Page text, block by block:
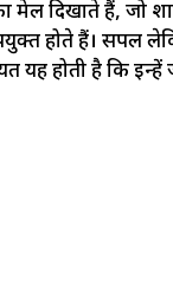
दिखाते हैं, जो
होते हैं। सिंपल
यह होती है कि